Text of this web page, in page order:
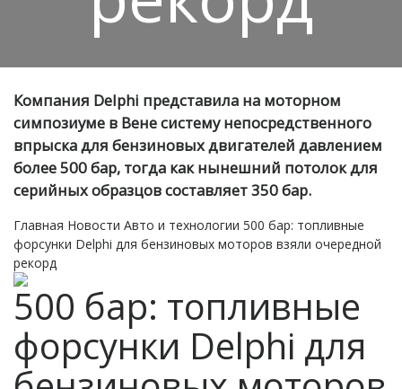
Компания Delphi представила на моторном
симпозиуме в Вене систему непосредственного
впрыска для бензиновых двигателей давлением
более 500 бар, тогда как нынешний потолок для
серийных образцов составляет 350 бар.
Главная Новости Авто и технологии 500 бар: топливные
форсунки Delphi для бензиновых моторов взяли очередной
рекорд
500 бар: топливные
форсунки Delphi для